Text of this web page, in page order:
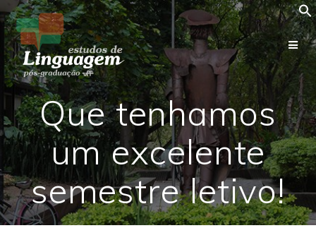
Skip
to
content
Que tenhamos
um excelente
semestre letivo!